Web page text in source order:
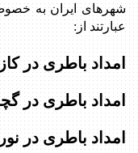
شهرهای ایران به
عبارتند از:
امداد باطری در
امداد باطری در
امداد باطری در